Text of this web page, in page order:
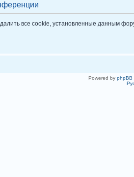
все cookie, установленные данным
Powered by phpBB